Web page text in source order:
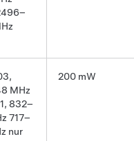
MHz
832–
717–
nur
200 mW